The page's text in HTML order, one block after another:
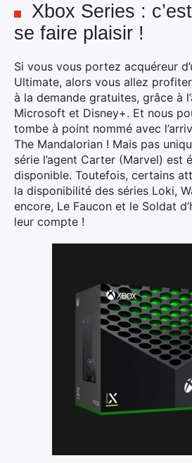
Xbox Series :
se faire plaisir !
Si vous vous portez acquéreur
Ultimate, alors vous allez
à la demande gratuites, grâce à
Microsoft et Disney+. Et nous
tombe à point nommé avec
The Mandalorian ! Mais pas
série l’agent Carter (Marvel) est
disponible. Toutefois, certains
la disponibilité des séries Loki,
encore, Le Faucon et le Soldat
leur compte !